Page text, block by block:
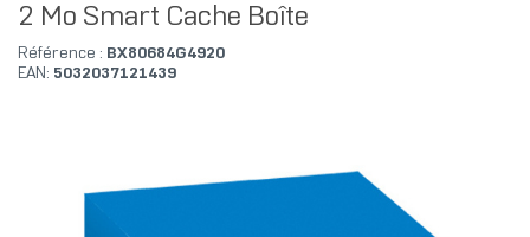
2 Mo Smart Cache Boîte
Référence : BX80684G4920
EAN: 5032037121439